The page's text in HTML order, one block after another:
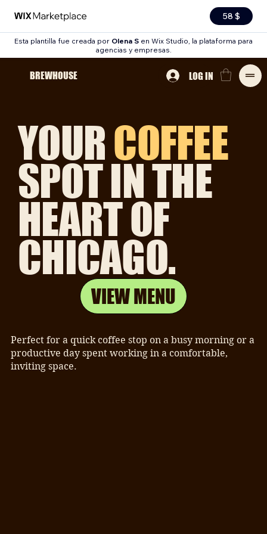
58 $
Esta plantilla fue creada por Olena S en Wix Studio, la plataforma para
agencias y empresas.